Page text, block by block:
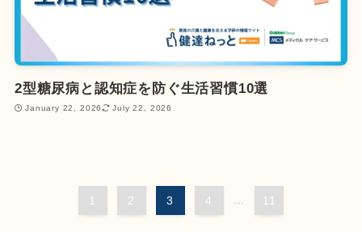
2型糖尿病と認知症を防ぐ生活習慣10選
January 22, 2026 July 22, 2026
1 2 3 4 11